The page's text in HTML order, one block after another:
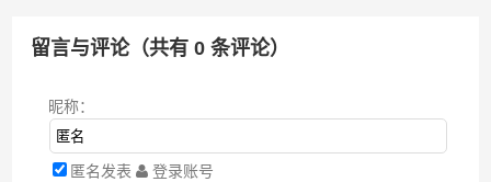
留言与评论（共有0 条评论）
昵称：
匿名发表 登录账号